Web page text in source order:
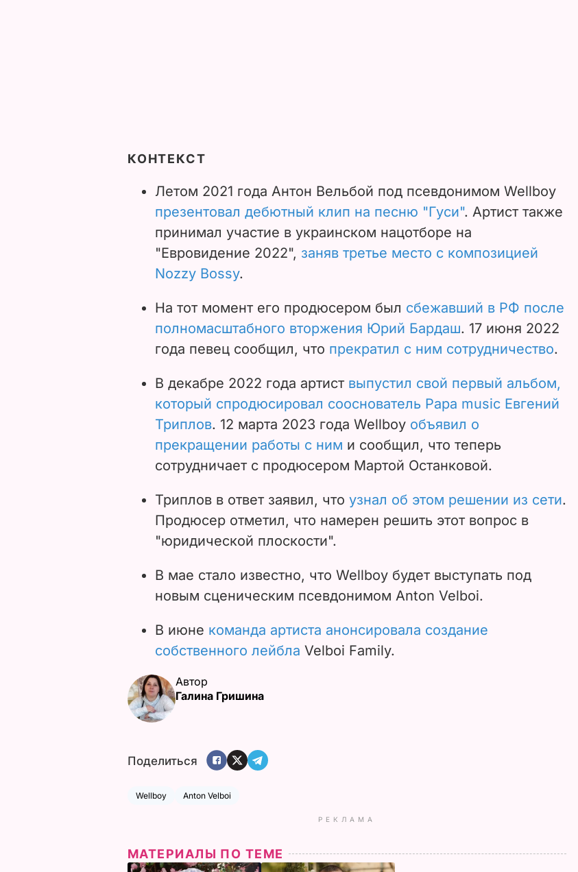
КОНТЕКСТ
Летом 2021 года Антон Вельбой под псевдонимом Wellboy
презентовал дебютный клип на песню "Гуси". Артист также
принимал участие в украинском нацотборе на
"Евровидение 2022", заняв третье место с композицией
Nozzy Bossy.
На тот момент его продюсером был сбежавший в РФ после
полномасштабного вторжения Юрий Бардаш. 17 июня 2022
года певец сообщил, что прекратил с ним сотрудничество.
В декабре 2022 года артист выпустил свой первый альбом,
который спродюсировал сооснователь Papa music Евгений
Триплов. 12 марта 2023 года Wellboy объявил о
прекращении работы с ним и сообщил, что теперь
сотрудничает с продюсером Мартой Останковой.
Триплов в ответ заявил, что узнал об этом решении из сети.
Продюсер отметил, что намерен решить этот вопрос в
"юридической плоскости".
В мае стало известно, что Wellboy будет выступать под
новым сценическим псевдонимом Anton Velboi.
В июне команда артиста анонсировала создание
собственного лейбла Velboi Family.
Автор
Галина Гришина
Поделиться
Wellboy Anton Velboi
РЕКЛАМА
МАТЕРИАЛЫ ПО ТЕМЕ